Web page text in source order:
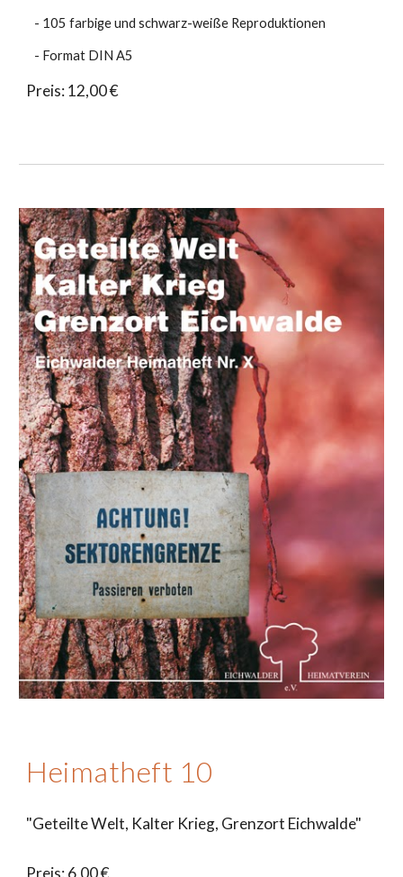
- 105 farbige und schwarz-weiße Reproduktionen
- Format DIN A5
Preis: 12,00 €
Heimatheft 10
"Geteilte Welt, Kalter Krieg, Grenzort Eichwalde"
Preis: 6,00 €